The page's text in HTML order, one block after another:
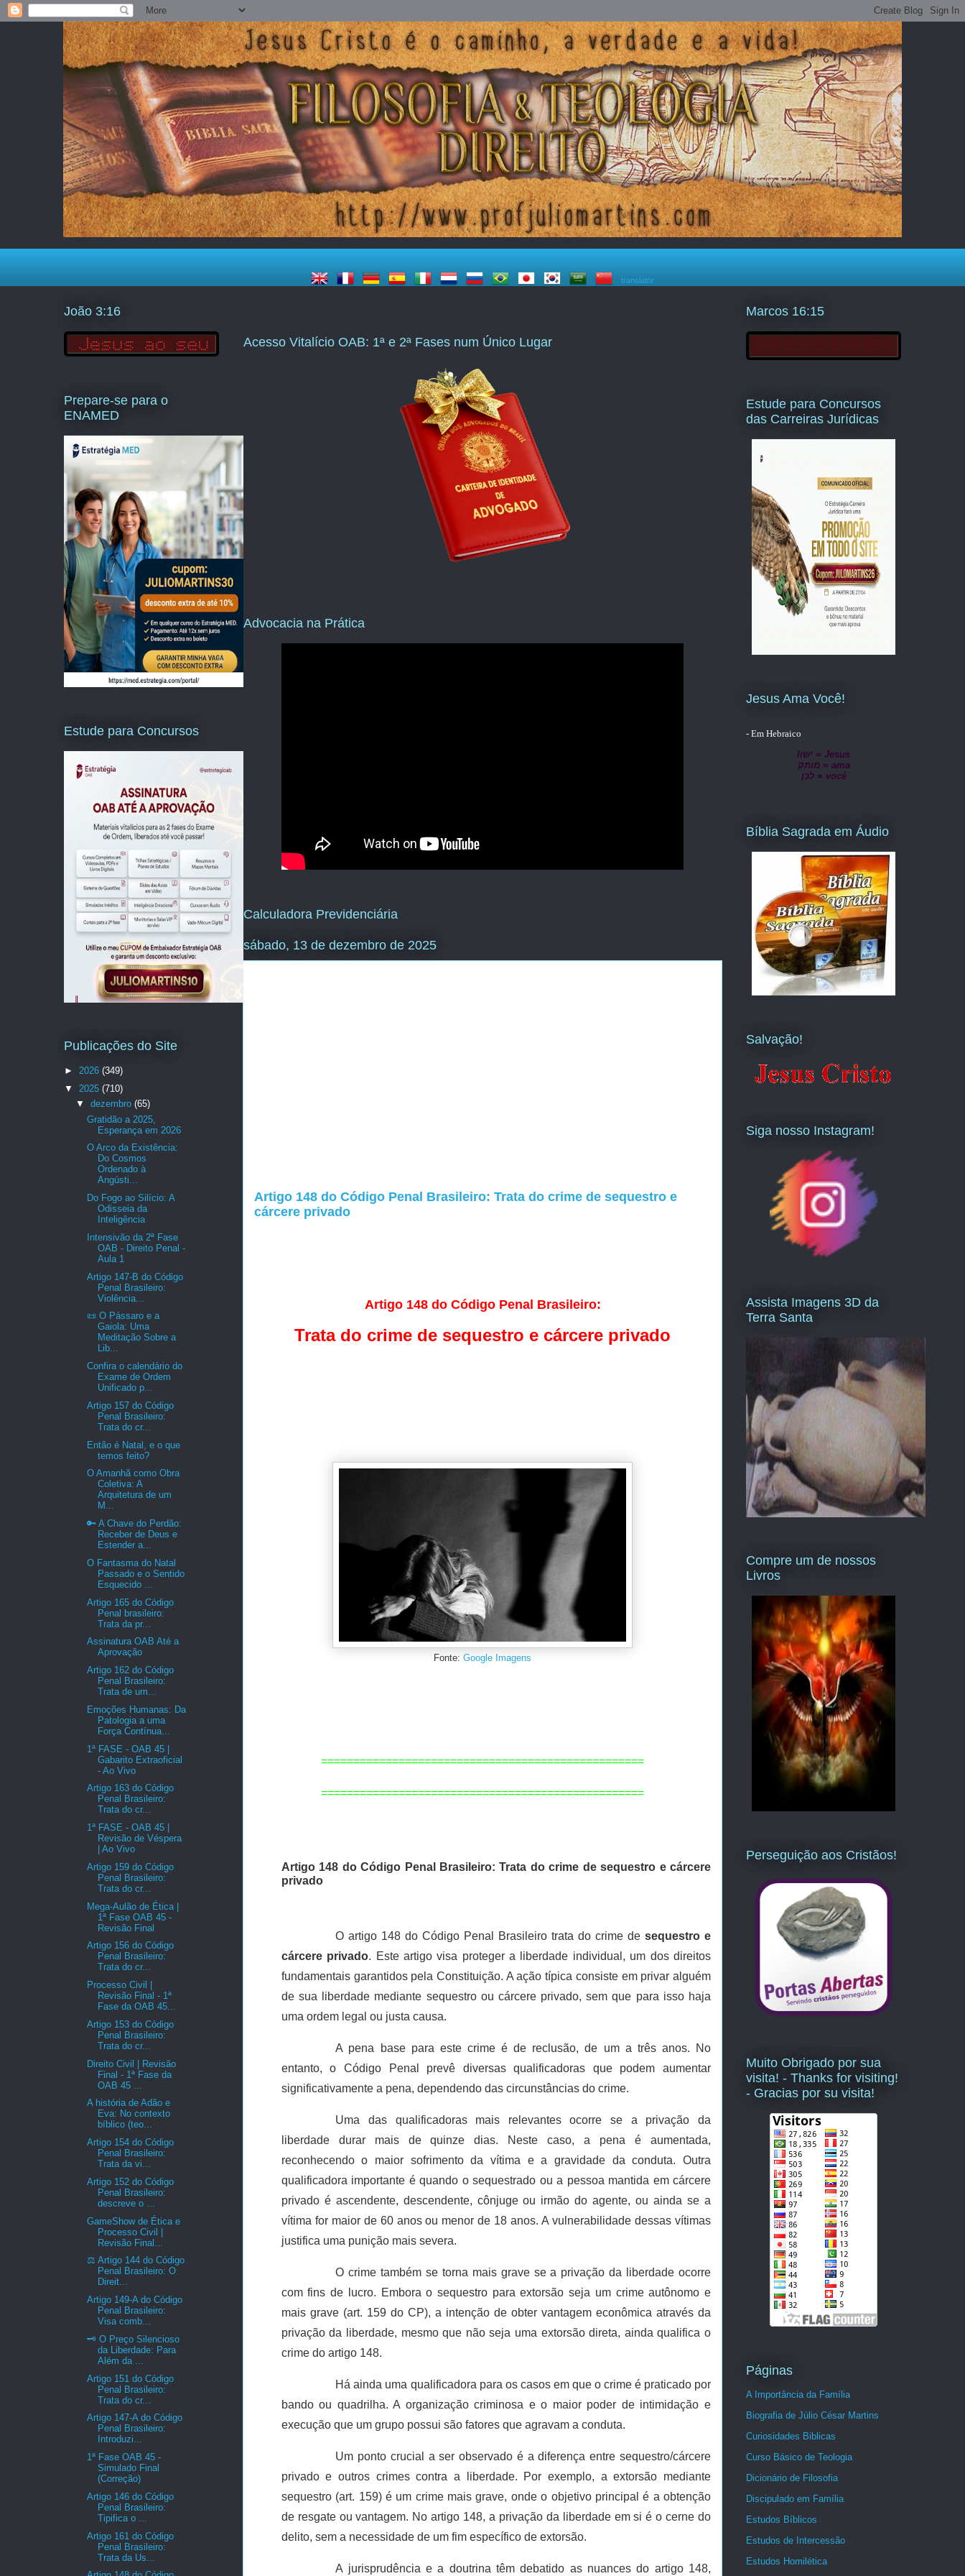
translator
Acesso Vitalício OAB: 1ª e 2ª Fases num Único Lugar
Advocacia na Prática
Calculadora Previdenciária
sábado, 13 de dezembro de 2025
Artigo 148 do Código Penal Brasileiro: Trata do crime de sequestro e
cárcere privado
Artigo 148 do Código Penal Brasileiro:
Trata do crime de sequestro e cárcere privado
Fonte: Google Imagens
==================================================
==================================================
Artigo 148 do Código Penal Brasileiro: Trata do crime de sequestro e cárcere
privado
O artigo 148 do Código Penal Brasileiro trata do crime desequestro e
cárcere privado. Este artigo visa proteger a liberdade individual, um dos direitos
fundamentais garantidos pela Constituição. A ação típica consiste em privar alguém
de sua liberdade mediante sequestro ou cárcere privado, sem que para isso haja
uma ordem legal ou justa causa.
A pena base para este crime é de reclusão, de um a três anos. No
entanto, o Código Penal prevê diversas qualificadoras que podem aumentar
significativamente a pena, dependendo das circunstâncias do crime.
Uma das qualificadoras mais relevantes ocorre se a privação da
liberdade durar mais de quinze dias. Neste caso, a pena é aumentada,
reconhecendo o maior sofrimento da vítima e a gravidade da conduta. Outra
qualificadora importante é quando o sequestrado ou a pessoa mantida em cárcere
privado é ascendente, descendente, cônjuge ou irmão do agente, ou ainda se a
vítima for maior de 60 anos ou menor de 18 anos. A vulnerabilidade dessas vítimas
justifica uma punição mais severa.
O crime também se torna mais grave se a privação da liberdade ocorre
com fins de lucro. Embora o sequestro para extorsão seja um crime autônomo e
mais grave (art. 159 do CP), a intenção de obter vantagem econômica através da
privação da liberdade, mesmo que não seja uma extorsão direta, ainda qualifica o
crime do artigo 148.
Há ainda uma qualificadora para os casos em que o crime é praticado por
bando ou quadrilha. A organização criminosa e o maior poder de intimidação e
execução que um grupo possui são fatores que agravam a conduta.
Um ponto crucial a ser observado é a diferença entre sequestro/cárcere
privado e outros crimes contra a liberdade. Por exemplo, a extorsão mediante
sequestro (art. 159) é um crime mais grave, onde o objetivo principal é a obtenção
de resgate ou vantagem. No artigo 148, a privação da liberdade em si é o cerne do
delito, sem a necessidade de um fim específico de extorsão.
A jurisprudência e a doutrina têm debatido as nuances do artigo 148,
João 3:16
Prepare-se para o
ENAMED
Estude para Concursos
Publicações do Site
► 2026 (349)
▼ 2025 (710)
▼ dezembro (65)
Gratidão a 2025,
Esperança em 2026
O Arco da Existência:
Do Cosmos
Ordenado à
Angústi...
Do Fogo ao Silício: A
Odisseia da
Inteligência
Intensivão da 2ª Fase
OAB - Direito Penal -
Aula 1
Artigo 147-B do Código
Penal Brasileiro:
Violência...
📜 O Pássaro e a
Gaiola: Uma
Meditação Sobre a
Lib...
Confira o calendário do
Exame de Ordem
Unificado p...
Artigo 157 do Código
Penal Brasileiro:
Trata do cr...
Então é Natal, e o que
temos feito?
O Amanhã como Obra
Coletiva: A
Arquitetura de um
M...
🔑 A Chave do Perdão:
Receber de Deus e
Estender a...
O Fantasma do Natal
Passado e o Sentido
Esquecido ...
Artigo 165 do Código
Penal brasileiro:
Trata da pr...
Assinatura OAB Até a
Aprovação
Artigo 162 do Código
Penal Brasileiro:
Trata de um...
Emoções Humanas: Da
Patologia a uma
Força Contínua...
1ª FASE - OAB 45 |
Gabarito Extraoficial
- Ao Vivo
Artigo 163 do Código
Penal Brasileiro:
Trata do cr...
1ª FASE - OAB 45 |
Revisão de Véspera
| Ao Vivo
Artigo 159 do Código
Penal Brasileiro:
Trata do cr...
Mega-Aulão de Ética |
1ª Fase OAB 45 -
Revisão Final
Artigo 156 do Código
Penal Brasileiro:
Trata do cr...
Processo Civil |
Revisão Final - 1ª
Fase da OAB 45...
Artigo 153 do Código
Penal Brasileiro:
Trata do cr...
Direito Civil | Revisão
Final - 1ª Fase da
OAB 45 ...
A história de Adão e
Eva: No contexto
bíblico (teo...
Artigo 154 do Código
Penal Brasileiro:
Trata da vi...
Artigo 152 do Código
Penal Brasileiro:
descreve o ...
GameShow de Ética e
Processo Civil |
Revisão Final...
⚖️ Artigo 144 do Código
Penal Brasileiro: O
Direit...
Artigo 149-A do Código
Penal Brasileiro:
Visa comb...
🗝️ O Preço Silencioso
da Liberdade: Para
Além da ...
Artigo 151 do Código
Penal Brasileiro:
Trata do cr...
Artigo 147-A do Código
Penal Brasileiro:
Introduzi...
1ª Fase OAB 45 -
Simulado Final
(Correção)
Artigo 146 do Código
Penal Brasileiro:
Tipifica o ...
Artigo 161 do Código
Penal Brasileiro:
Trata da Us...
Marcos 16:15
Estude para Concursos
das Carreiras Jurídicas
Jesus Ama Você!
- Em Hebraico
lישו = Jesus
מותק = ama
לכן = você
Bíblia Sagrada em Áudio
Salvação!
Siga nosso Instagram!
Assista Imagens 3D da
Terra Santa
Compre um de nossos
Livros
Perseguição aos Cristãos!
Muito Obrigado por sua
visita! - Thanks for visiting!
- Gracias por su visita!
Páginas
A Importância da Família
Biografia de Júlio César Martins
Curiosidades Biblicas
Curso Básico de Teologia
Dicionário de Filosofia
Discipulado em Família
Estudos Bíblicos
Estudos de Intercessão
Estudos Homilética